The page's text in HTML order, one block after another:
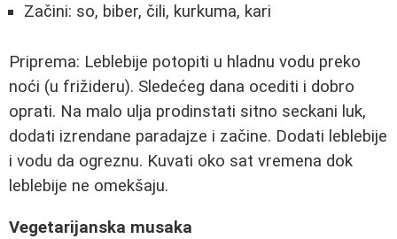
Začini: so, biber, čili, kurkuma, kari
Priprema: Leblebije potopiti u hladnu vodu preko
noći (u frižideru). Sledećeg dana ocediti i dobro
oprati. Na malo ulja prodinstati sitno seckani luk,
dodati izrendane paradajze i začine. Dodati leblebije
i vodu da ogreznu. Kuvati oko sat vremena dok
leblebije ne omekšaju.
Vegetarijanska musaka